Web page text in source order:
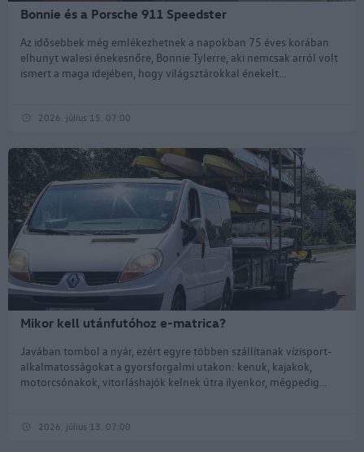
Bonnie és a Porsche 911 Speedster
2026. július 15. 07:00
Az idősebbek még emlékezhetnek a napokban 75 éves korában
elhunyt walesi énekesnőre, Bonnie Tylerre, aki nemcsak arról volt
ismert a maga idejében, hogy világsztárokkal énekelt...
Mikor kell utánfutóhoz e-matrica?
2026. július 13. 07:00
Javában tombol a nyár, ezért egyre többen szállítanak vízisport-
alkalmatosságokat a gyorsforgalmi utakon: kenuk, kajakok,
motorcsónakok, vitorláshajók kelnek útra ilyenkor, mégpedig...